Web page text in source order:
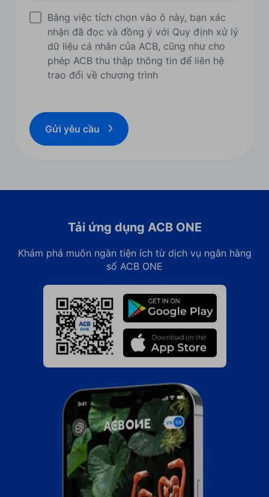
Bằng việc tích chọn vào ô này, bạn xác
nhận đã đọc và đồng ý với Quy định xử lý
dữ liệu cá nhân của ACB, cũng như cho
phép ACB thu thập thông tin để liên hệ
trao đổi về chương trình
Gửi yêu cầu
Tải ứng dụng ACB ONE
Khám phá muôn ngàn tiện ích từ dịch vụ ngân hàng
số ACB ONE